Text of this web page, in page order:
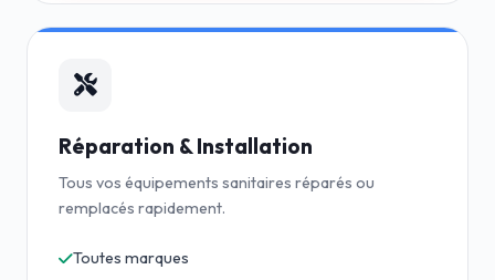
Réparation & Installation
Tous vos équipements sanitaires réparés ou
remplacés rapidement.
Toutes marques